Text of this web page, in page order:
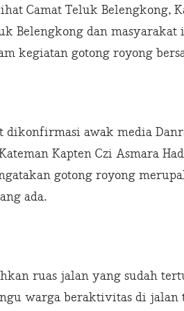
Camat Teluk Belengkong,
Belengkong dan masyarakat
kegiatan gotong royong
dikonfirmasi awak media
Kapten Czi Asmara
gotong royong
ada.
ruas jalan yang sudah
warga beraktivitas di jalan